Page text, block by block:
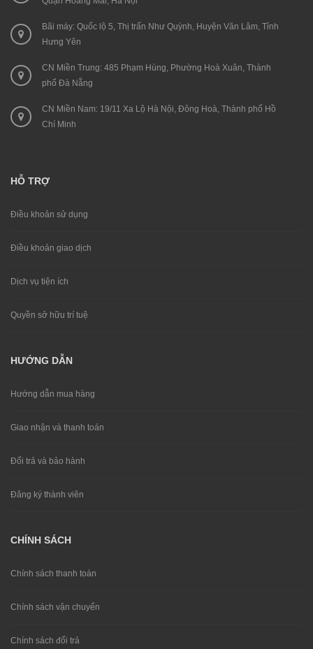
Bãi máy: Quốc lộ 5, Thị trấn Như Quỳnh, Huyện Văn Lâm, Tỉnh
Hưng Yên
CN Miền Trung: 485 Phạm Hùng, Phường Hoà Xuân, Thành
phố Đà Nẵng
CN Miền Nam: 19/11 Xa Lộ Hà Nội, Đông Hoà, Thành phố Hồ
Chí Minh
HỖ TRỢ
Điều khoản sử dụng
Điều khoản giao dịch
Dịch vụ tiện ích
Quyền sở hữu trí tuệ
HƯỚNG DẪN
Hướng dẫn mua hàng
Giao nhận và thanh toán
Đổi trả và bảo hành
Đăng ký thành viên
CHÍNH SÁCH
Chính sách thanh toán
Chính sách vận chuyển
Chính sách đổi trả